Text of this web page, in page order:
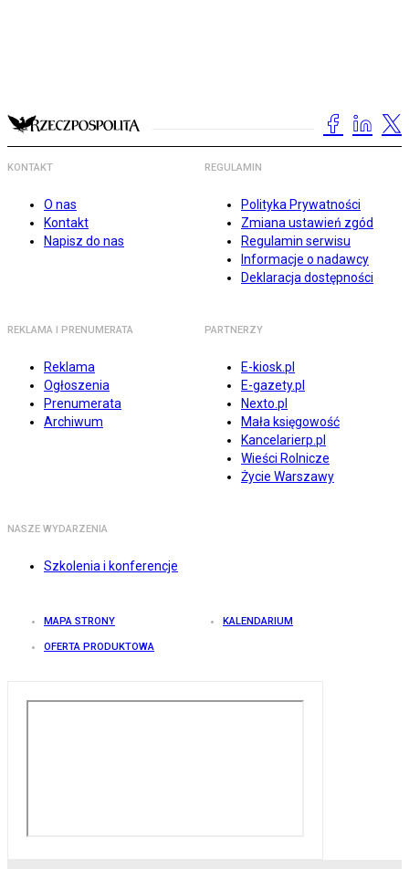
KONTAKT
O nas
Kontakt
Napisz do nas
REGULAMIN
Polityka Prywatności
Zmiana ustawień zgód
Regulamin serwisu
Informacje o nadawcy
Deklaracja dostępności
REKLAMA I PRENUMERATA
Reklama
Ogłoszenia
Prenumerata
Archiwum
PARTNERZY
E-kiosk.pl
E-gazety.pl
Nexto.pl
Mała księgowość
Kancelarierp.pl
Wieści Rolnicze
Życie Warszawy
NASZE WYDARZENIA
Szkolenia i konferencje
MAPA STRONY KALENDARIUM
OFERTA PRODUKTOWA